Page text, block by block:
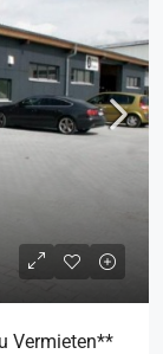
Vermieten**